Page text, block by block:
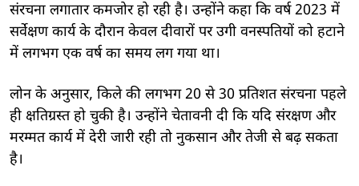
संरचना लगातार कमजोर हो रही है। उन्होंने कहा कि वर्ष 2023 में
सर्वेक्षण कार्य के दौरान केवल दीवारों पर उगी वनस्पतियों को हटाने
में लगभग एक वर्ष का समय लग गया था।
लोन के अनुसार, किले की लगभग 20 से 30 प्रतिशत संरचना पहले
ही क्षतिग्रस्त हो चुकी है। उन्होंने चेतावनी दी कि यदि संरक्षण और
मरम्मत कार्य में देरी जारी रही तो नुकसान और तेजी से बढ़ सकता
है।